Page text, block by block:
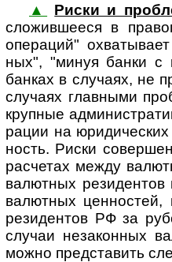
▲
Риски и
сложив­шееся в
опе­ра­ций"
ных", "минуя банки с
бан­ках в слу­чаях, не
случаях глав­ными
круп­ные
ра­ции на
ность. Риски
рас­че­тах между
валют­ных
валют­ных
рези­ден­тов РФ за
слу­чаи неза­кон­ных
можно пред­ста­вить